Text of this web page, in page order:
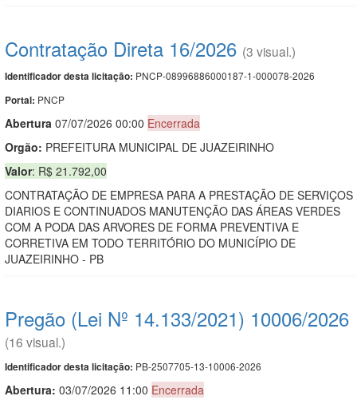
Contratação Direta 16/2026 (3 visual.)
Identificador desta licitação: PNCP-08996886000187-1-000078-2026
Portal: PNCP
Abertura 07/07/2026 00:00 Encerrada
Orgão: PREFEITURA MUNICIPAL DE JUAZEIRINHO
Valor: R$ 21.792,00
CONTRATAÇÃO DE EMPRESA PARA A PRESTAÇÃO DE SERVIÇOS
DIARIOS E CONTINUADOS MANUTENÇÃO DAS ÁREAS VERDES
COM A PODA DAS ARVORES DE FORMA PREVENTIVA E
CORRETIVA EM TODO TERRITÓRIO DO MUNICÍPIO DE
JUAZEIRINHO - PB
Pregão (Lei Nº 14.133/2021) 10006/2026
(16 visual.)
Identificador desta licitação: PB-2507705-13-10006-2026
Abertura: 03/07/2026 11:00 Encerrada